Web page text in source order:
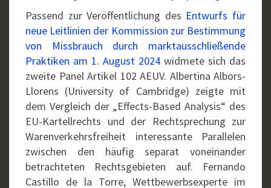
Passend zur Veröffentlichung des Entwurfs für
neue Leitlinien der Kommission zur Bestimmung
von Missbrauch durch marktausschließende
Praktiken am 1. August 2024 widmete sich das
zweite Panel Artikel 102 AEUV. Albertina Albors-
Llorens (University of Cambridge) zeigte mit
dem Vergleich der „Effects-Based Analysis“ des
EU-Kartellrechts und der Rechtsprechung zur
Warenverkehrsfreiheit interessante Parallelen
zwischen den häufig separat voneinander
betrachteten Rechtsgebieten auf. Fernando
Castillo de la Torre, Wettbewerbsexperte im